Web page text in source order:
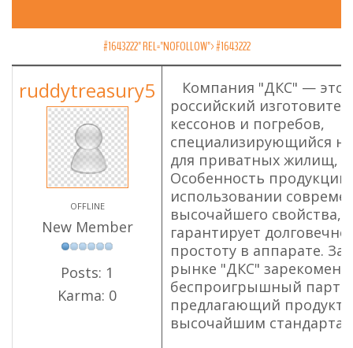
#1643222" REL="NOFOLLOW">#1643222
ruddytreasury5
OFFLINE
New Member
Posts: 1
Karma: 0
Компания "ДКС" — это
российский
кессонов и погребов,
специализирующийся
для приватных жилищ,
Особенность продукции
использовании
высочайшего свойства,
гарантирует
простоту в аппарате.
рынке "ДКС"
беспроигрышный
предлагающий
высочайшим